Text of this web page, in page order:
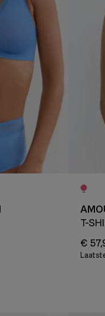
T-
€